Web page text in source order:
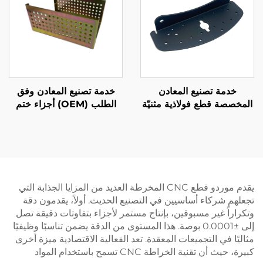
تصنيع المعادن
قطع فولاذية مثنيّة
خدمة تصنيع المعادن وفق
الطلب (OEM) أجزاء ختم
يقدم موردو قطع CNC المخرطة العديد من المزايا الجذابة التي
أساسيين في التصنيع الحديث. أولاً، يقدمون دقة
مسبوقين، بإنتاج مستمر لأجزاء بتفاوتات دقيقة تصل
إلى ±0.0001 بوصة. هذا المستوى من الدقة يضمن تناسبًا وظيفيًا
التجميعات المعقدة. تعد الفعالية الاقتصادية ميزة أخرى
كبيرة، حيث أن تقنية الخراطة CNC تسمح باستخدام المواد